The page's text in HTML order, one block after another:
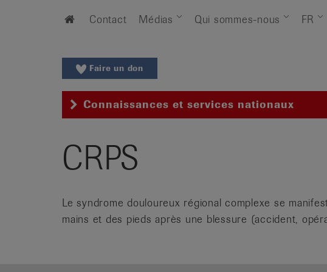
Home
Contact Médias Qui sommes-nous FR
Faire un don
Connaissances et services nationaux
CRPS
Le syndrome douloureux régional complexe se
mains et des pieds après une blessure (accident,